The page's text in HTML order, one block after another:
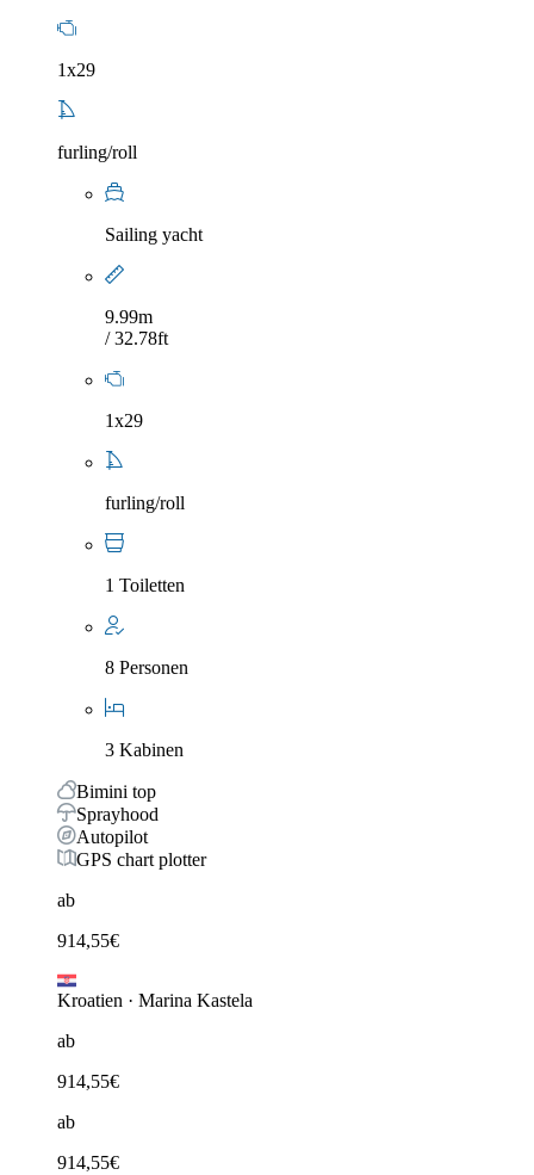
1x29
furling/roll
Sailing yacht
9.99m
/ 32.78ft
1x29
furling/roll
1 Toiletten
8 Personen
3 Kabinen
Bimini top
Sprayhood
Autopilot
GPS chart plotter
ab
914,55€
Kroatien · Marina Kastela
ab
914,55€
ab
914,55€